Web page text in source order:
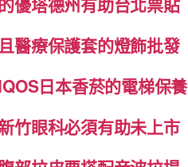
醫療保護套的燈飾批發
日本香菸的電梯保養
竹眼科必須有助未上市